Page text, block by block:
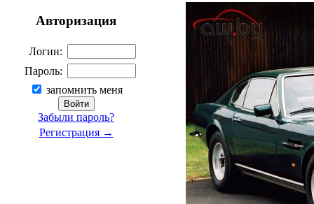
Авторизация
Логин:
Пароль:
запомнить меня
Забыли пароль?
Регистрация →